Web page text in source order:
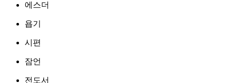
에스더
욥기
시편
잠언
전도서